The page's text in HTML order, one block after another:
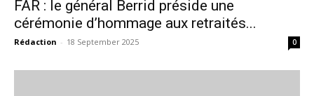
FAR : le général Berrid préside une
cérémonie d’hommage aux retraités...
Rédaction - 18 September 2025 0